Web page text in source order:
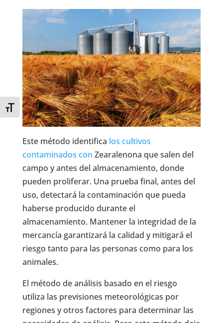
Toggle Font size
Este método identifica los cultivos
contaminados con Zearalenona que salen del
campo y antes del almacenamiento, donde
pueden proliferar. Una prueba final, antes del
uso, detectará la contaminación que pueda
haberse producido durante el
almacenamiento. Mantener la integridad de la
mercancía garantizará la calidad y mitigará el
riesgo tanto para las personas como para los
animales.
El método de análisis basado en el riesgo
utiliza las previsiones meteorológicas por
regiones y otros factores para determinar las